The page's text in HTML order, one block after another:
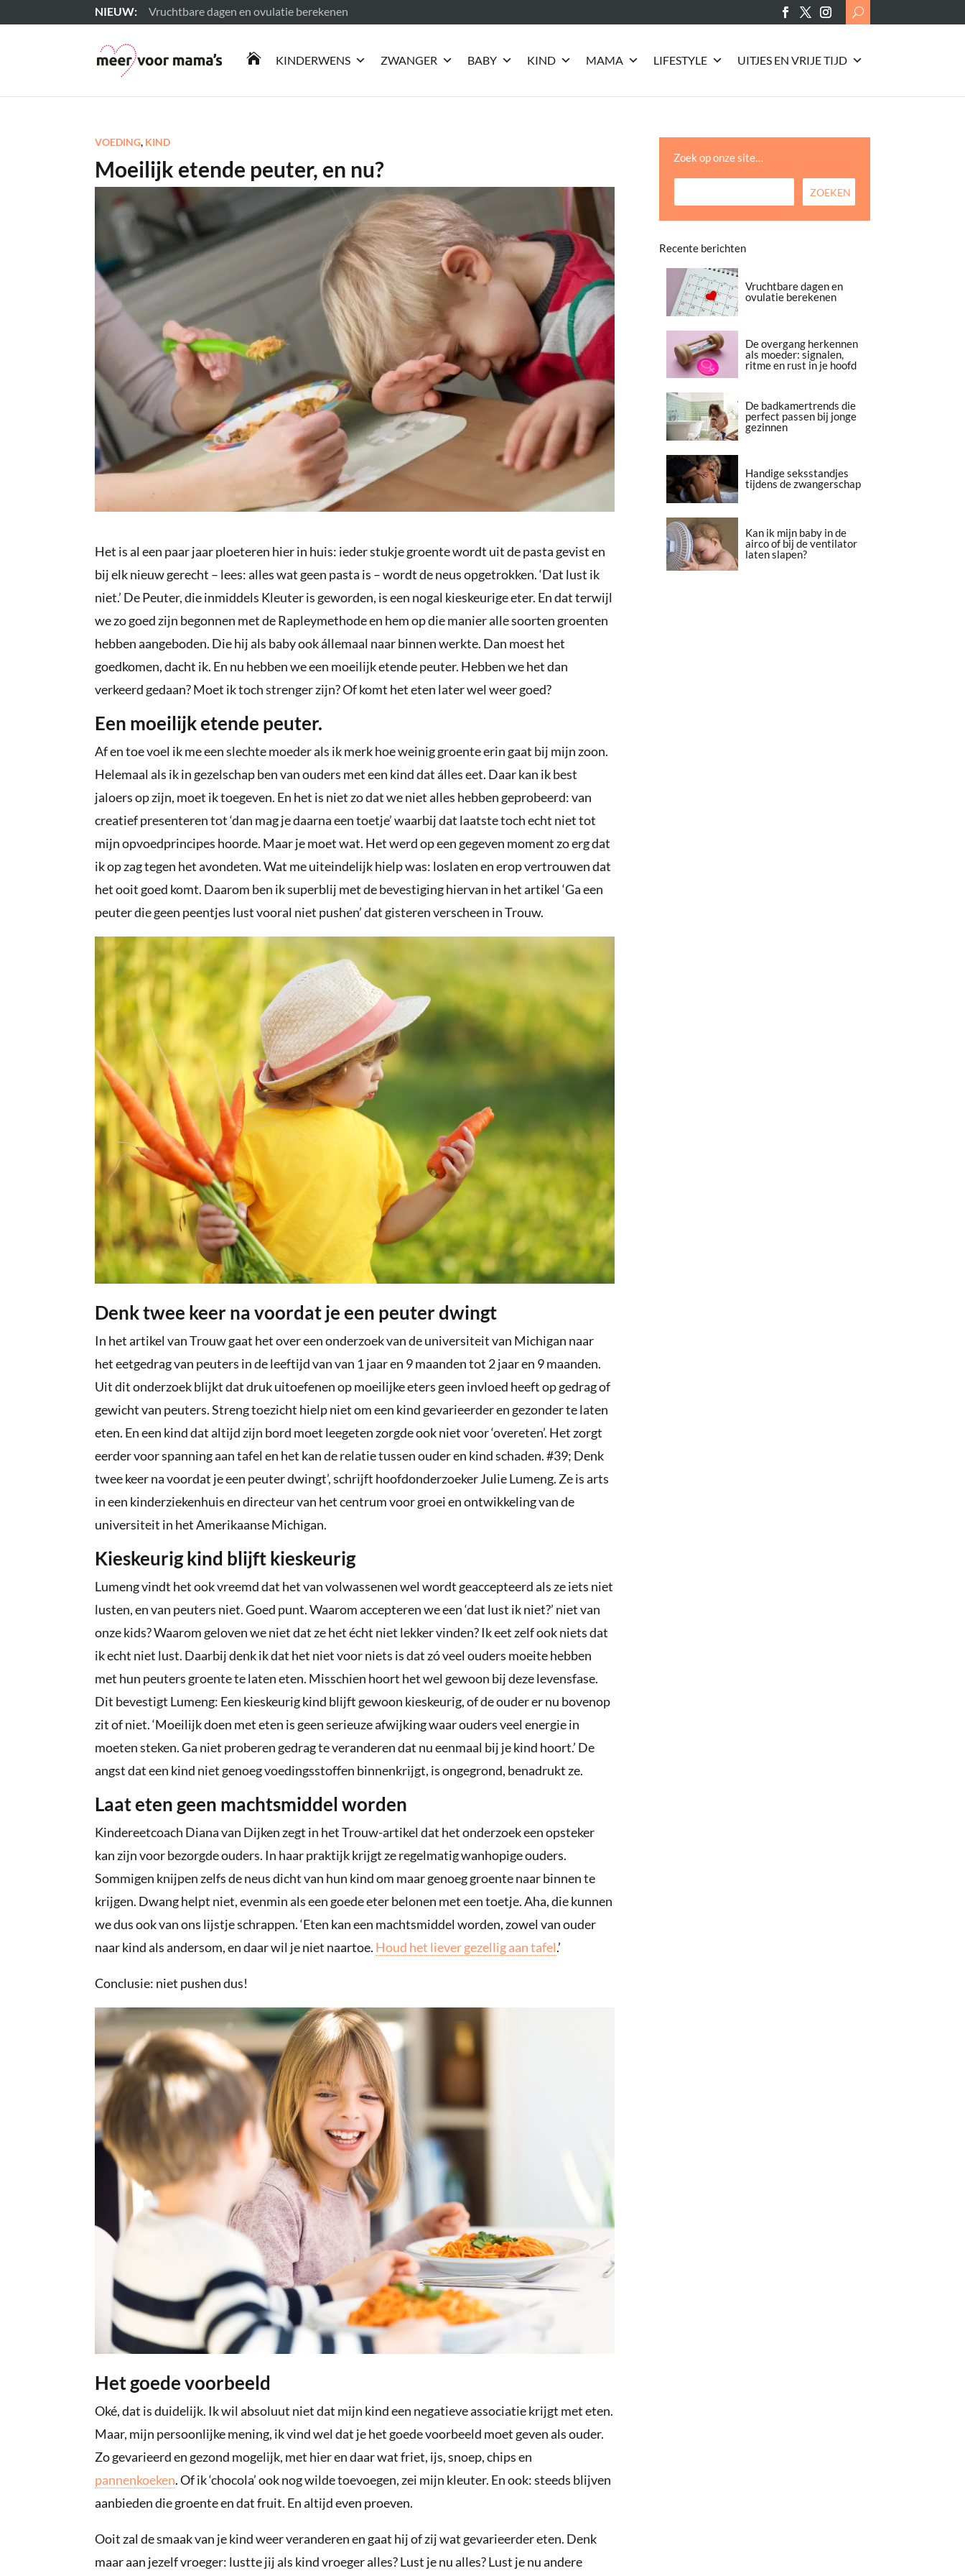
Vruchtbare dagen en ovulatie berekenen
Lees meer
Search
for:
 KINDERWENS ZWANGER BABY KIND MAMA LIFESTYLE UITJES EN VRIJE TIJD
VOEDING, KIND
Moeilijk etende peuter, en nu?
Het is al een paar jaar ploeteren hier in huis: ieder stukje groente wordt uit de pasta gevist en
bij elk nieuw gerecht – lees: alles wat geen pasta is – wordt de neus opgetrokken. ‘Dat lust ik
niet.’ De Peuter, die inmiddels Kleuter is geworden, is een nogal kieskeurige eter. En dat terwijl
we zo goed zijn begonnen met de Rapleymethode en hem op die manier alle soorten groenten
hebben aangeboden. Die hij als baby ook állemaal naar binnen werkte. Dan moest het
goedkomen, dacht ik. En nu hebben we een moeilijk etende peuter. Hebben we het dan
verkeerd gedaan? Moet ik toch strenger zijn? Of komt het eten later wel weer goed?
Een moeilijk etende peuter.
Af en toe voel ik me een slechte moeder als ik merk hoe weinig groente erin gaat bij mijn zoon.
Helemaal als ik in gezelschap ben van ouders met een kind dat álles eet. Daar kan ik best
jaloers op zijn, moet ik toegeven. En het is niet zo dat we niet alles hebben geprobeerd: van
creatief presenteren tot ‘dan mag je daarna een toetje’ waarbij dat laatste toch echt niet tot
mijn opvoedprincipes hoorde. Maar je moet wat. Het werd op een gegeven moment zo erg dat
ik op zag tegen het avondeten. Wat me uiteindelijk hielp was: loslaten en erop vertrouwen dat
het ooit goed komt. Daarom ben ik superblij met de bevestiging hiervan in het artikel ‘Ga een
peuter die geen peentjes lust vooral niet pushen’ dat gisteren verscheen in Trouw.
Denk twee keer na voordat je een peuter dwingt
In het artikel van Trouw gaat het over een onderzoek van de universiteit van Michigan naar
het eetgedrag van peuters in de leeftijd van van 1 jaar en 9 maanden tot 2 jaar en 9 maanden.
Uit dit onderzoek blijkt dat druk uitoefenen op moeilijke eters geen invloed heeft op gedrag of
gewicht van peuters. Streng toezicht hielp niet om een kind gevarieerder en gezonder te laten
eten. En een kind dat altijd zijn bord moet leegeten zorgde ook niet voor ‘overeten’. Het zorgt
eerder voor spanning aan tafel en het kan de relatie tussen ouder en kind schaden. #39; Denk
twee keer na voordat je een peuter dwingt’, schrijft hoofdonderzoeker Julie Lumeng. Ze is arts
in een kinderziekenhuis en directeur van het centrum voor groei en ontwikkeling van de
universiteit in het Amerikaanse Michigan.
Kieskeurig kind blijft kieskeurig
Lumeng vindt het ook vreemd dat het van volwassenen wel wordt geaccepteerd als ze iets niet
lusten, en van peuters niet. Goed punt. Waarom accepteren we een ‘dat lust ik niet?’ niet van
onze kids? Waarom geloven we niet dat ze het écht niet lekker vinden? Ik eet zelf ook niets dat
ik echt niet lust. Daarbij denk ik dat het niet voor niets is dat zó veel ouders moeite hebben
met hun peuters groente te laten eten. Misschien hoort het wel gewoon bij deze levensfase.
Dit bevestigt Lumeng: Een kieskeurig kind blijft gewoon kieskeurig, of de ouder er nu bovenop
zit of niet. ‘Moeilijk doen met eten is geen serieuze afwijking waar ouders veel energie in
moeten steken. Ga niet proberen gedrag te veranderen dat nu eenmaal bij je kind hoort.’ De
angst dat een kind niet genoeg voedingsstoffen binnenkrijgt, is ongegrond, benadrukt ze.
Laat eten geen machtsmiddel worden
Kindereetcoach Diana van Dijken zegt in het Trouw-artikel dat het onderzoek een opsteker
kan zijn voor bezorgde ouders. In haar praktijk krijgt ze regelmatig wanhopige ouders.
Sommigen knijpen zelfs de neus dicht van hun kind om maar genoeg groente naar binnen te
krijgen. Dwang helpt niet, evenmin als een goede eter belonen met een toetje. Aha, die kunnen
we dus ook van ons lijstje schrappen. ‘Eten kan een machtsmiddel worden, zowel van ouder
naar kind als andersom, en daar wil je niet naartoe. Houd het liever gezellig aan tafel.’
Conclusie: niet pushen dus!
Het goede voorbeeld
Oké, dat is duidelijk. Ik wil absoluut niet dat mijn kind een negatieve associatie krijgt met eten.
Maar, mijn persoonlijke mening, ik vind wel dat je het goede voorbeeld moet geven als ouder.
Zo gevarieerd en gezond mogelijk, met hier en daar wat friet, ijs, snoep, chips en
pannenkoeken. Of ik ‘chocola’ ook nog wilde toevoegen, zei mijn kleuter. En ook: steeds blijven
aanbieden die groente en dat fruit. En altijd even proeven.
Ooit zal de smaak van je kind weer veranderen en gaat hij of zij wat gevarieerder eten. Denk
maar aan jezelf vroeger: lustte jij als kind vroeger alles? Lust je nu alles? Lust je nu andere
Zoek op onze site…
Recente berichten
Vruchtbare dagen en
ovulatie berekenen
De overgang herkennen
als moeder: signalen,
ritme en rust in je hoofd
De badkamertrends die
perfect passen bij jonge
gezinnen
Handige seksstandjes
tijdens de zwangerschap
Kan ik mijn baby in de
airco of bij de ventilator
laten slapen?